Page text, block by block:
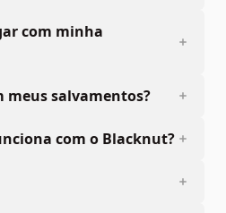
com minha
meus salvamentos?
com o Blacknut?